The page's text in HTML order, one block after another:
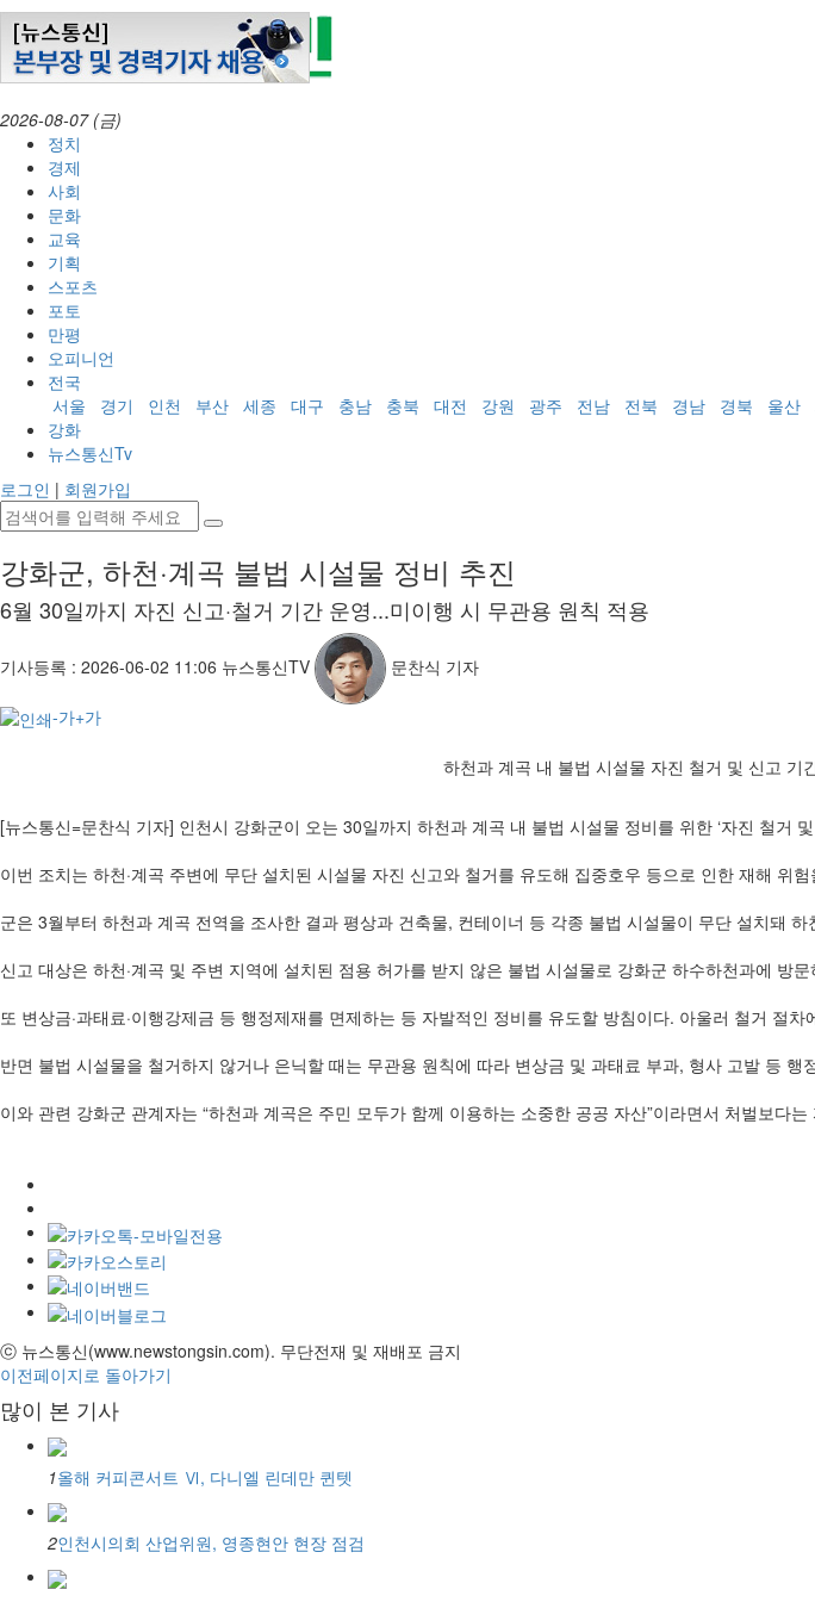
2026-08-07 (금)
정치
경제
사회
문화
교육
기획
스포츠
포토
만평
오피니언
전국
서울
경기 인천 부산 세종 대구 충남 충북 대전 강원 광주 전남 전북 경남 경북 울산
강화
뉴스통신Tv
로그인 | 회원가입
강화군, 하천·계곡 불법 시설물 정비 추진
6월 30일까지 자진 신고·철거 기간 운영...미이행 시 무관용 원칙 적용
기사등록 : 2026-06-02 11:06 뉴스통신TV 문찬식 기자
-가+가
하천과 계곡 내 불법 시설물 자진 철거 및 신고 기
[뉴스통신=문찬식 기자] 인천시 강화군이 오는 30일까지 하천과 계곡 내 불법 시설물 정비를 위한 ‘자진 철거
이번 조치는 하천·계곡 주변에 무단 설치된 시설물 자진 신고와 철거를 유도해 집중호우 등으로 인한 재해 위
군은 3월부터 하천과 계곡 전역을 조사한 결과 평상과 건축물, 컨테이너 등 각종 불법 시설물이 무단 설치돼
신고 대상은 하천·계곡 및 주변 지역에 설치된 점용 허가를 받지 않은 불법 시설물로 강화군 하수하천과에
또 변상금·과태료·이행강제금 등 행정제재를 면제하는 등 자발적인 정비를 유도할 방침이다. 아울러 철거
반면 불법 시설물을 철거하지 않거나 은닉할 때는 무관용 원칙에 따라 변상금 및 과태료 부과, 형사 고발 등
이와 관련 강화군 관계자는 “하천과 계곡은 주민 모두가 함께 이용하는 소중한 공공 자산”이라면서 처벌보
ⓒ 뉴스통신(www.newstongsin.com). 무단전재 및 재배포 금지
이전페이지로 돌아가기
많이 본 기사
1올해 커피콘서트 Ⅵ, 다니엘 린데만 퀸텟
2인천시의회 산업위원, 영종현안 현장 점검